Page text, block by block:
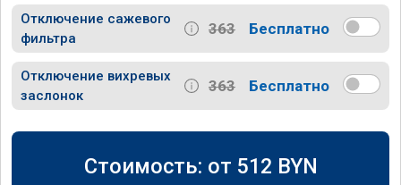
Отключение сажевого
фильтра
363 Бесплатно
Отключение вихревых
заслонок
363 Бесплатно
Стоимость: от 512 BYN